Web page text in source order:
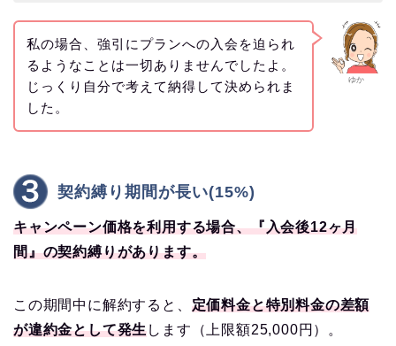
ゆか
私の場合、強引にプランへの入会を迫られ
るようなことは一切ありませんでしたよ。
じっくり自分で考えて納得して決められま
した。
契約縛り期間が長い(15%)
キャンペーン価格を利用する場合、『入会後12ヶ月
間』の契約縛りがあります。
この期間中に解約すると、 定価料金と特別料金の差額
が違約金として発生します（上限額25,000円）。